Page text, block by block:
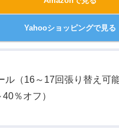
Yahooショッピングで見る
ル（16～17回張り替え可
％オフ）